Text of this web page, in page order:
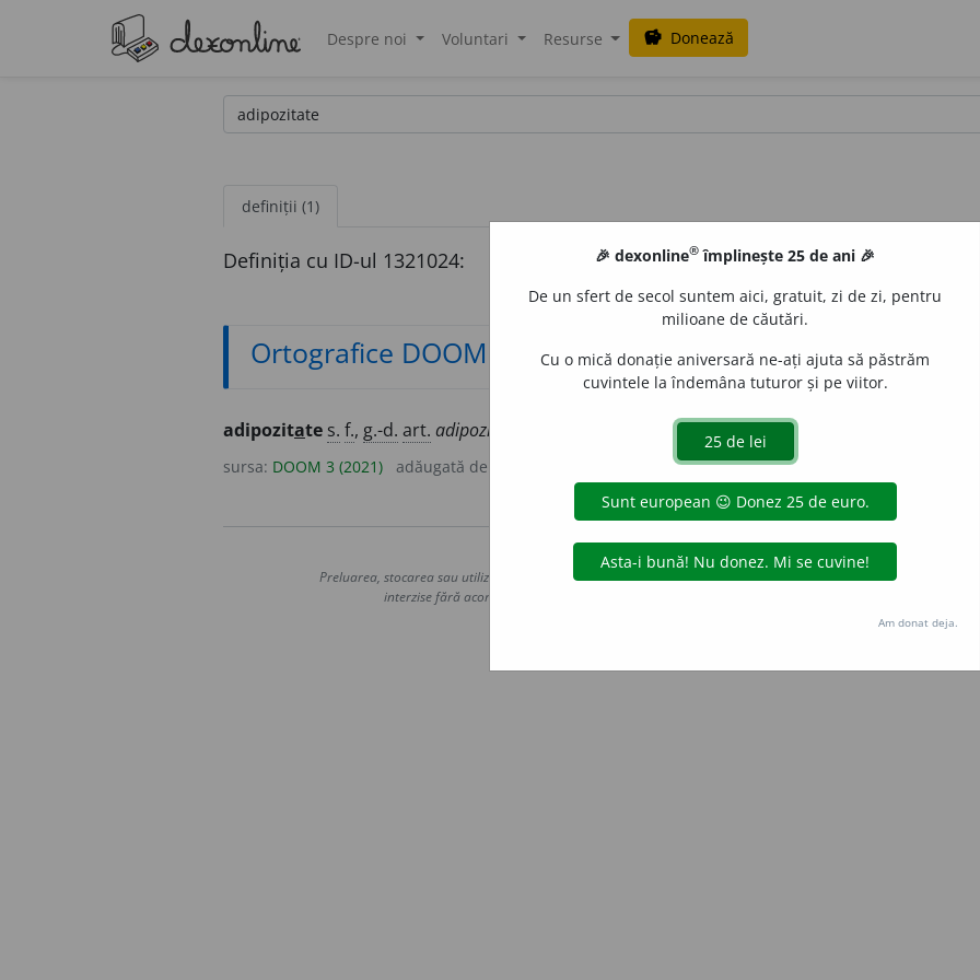
Despre noi Voluntari Resurse savings Donează
definiții (1)
Definiția cu ID-ul 1321024:
Ortografice DOOM
adipozitate s. f., g.-d. art. adipozit
sursa: DOOM 3 (2021) adăugată de
Copyright © 2004-2026 dexonline (https://dexonline.ro)
Preluarea, stocarea sau utilizarea datelor de pe acest site, inclusiv prin orice metode de extragere automată
interzise fără acordul nostru prealabil scris, cu excepția seturilor de date oferite oficial spre utilizare
Hosterion
🎉 dexonline® împlinește 25 de ani 🎉
De un sfert de secol suntem aici, gratuit, zi de zi, pentru
milioane de căutări.
Cu o mică donație aniversară ne-ați ajuta să păstrăm
cuvintele la îndemâna tuturor și pe viitor.
Am donat deja.